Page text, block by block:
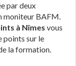
par deux
moniteur BAFM.
à Nîmes vous
points sur le
la formation.